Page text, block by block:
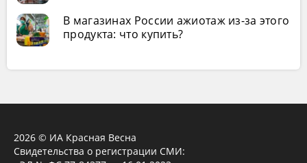
В магазинах России ажиотаж из-за этого
продукта: что купить?
2026 © ИА Красная Весна
Свидетельства о регистрации СМИ: